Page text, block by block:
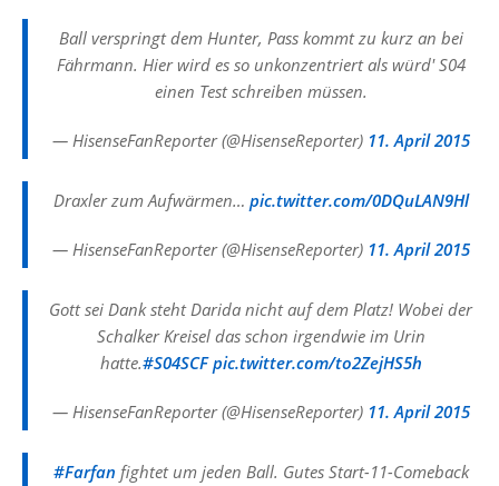
Ball verspringt dem Hunter, Pass kommt zu kurz an bei
Fährmann. Hier wird es so unkonzentriert als würd' S04
einen Test schreiben müssen.
— HisenseFanReporter (@HisenseReporter) 11. April 2015
Draxler zum Aufwärmen… pic.twitter.com/0DQuLAN9Hl
— HisenseFanReporter (@HisenseReporter) 11. April 2015
Gott sei Dank steht Darida nicht auf dem Platz! Wobei der
Schalker Kreisel das schon irgendwie im Urin
hatte.#S04SCF pic.twitter.com/to2ZejHS5h
— HisenseFanReporter (@HisenseReporter) 11. April 2015
#Farfan fightet um jeden Ball. Gutes Start-11-Comeback